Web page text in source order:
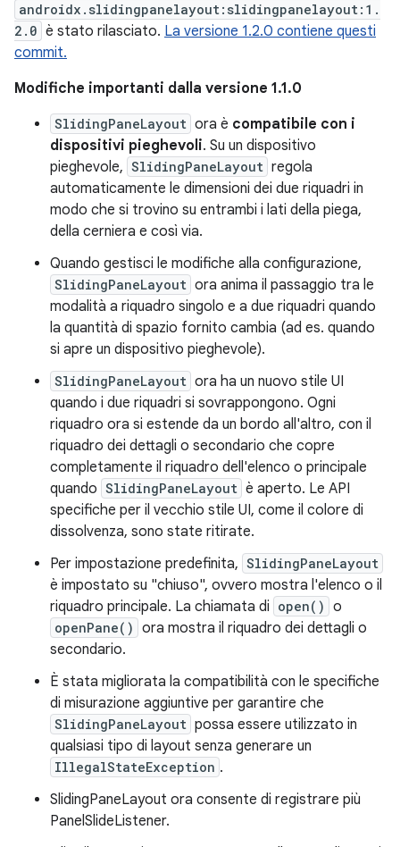
androidx.slidingpanelayout:slidingpanelayout:1.
2.0 è stato rilasciato. La versione 1.2.0 contiene questi
commit.
Modifiche importanti dalla versione 1.1.0
SlidingPaneLayout ora è compatibile con i
dispositivi pieghevoli. Su un dispositivo
pieghevole, SlidingPaneLayout regola
automaticamente le dimensioni dei due riquadri in
modo che si trovino su entrambi i lati della piega,
della cerniera e così via.
Quando gestisci le modifiche alla configurazione,
SlidingPaneLayout ora anima il passaggio tra le
modalità a riquadro singolo e a due riquadri quando
la quantità di spazio fornito cambia (ad es. quando
si apre un dispositivo pieghevole).
SlidingPaneLayout ora ha un nuovo stile UI
quando i due riquadri si sovrappongono. Ogni
riquadro ora si estende da un bordo all'altro, con il
riquadro dei dettagli o secondario che copre
completamente il riquadro dell'elenco o principale
quando SlidingPaneLayout è aperto. Le API
specifiche per il vecchio stile UI, come il colore di
dissolvenza, sono state ritirate.
Per impostazione predefinita, SlidingPaneLayout
è impostato su "chiuso", ovvero mostra l'elenco o il
riquadro principale. La chiamata di open() o
openPane() ora mostra il riquadro dei dettagli o
secondario.
È stata migliorata la compatibilità con le specifiche
di misurazione aggiuntive per garantire che
SlidingPaneLayout possa essere utilizzato in
qualsiasi tipo di layout senza generare un
IllegalStateException .
SlidingPaneLayout ora consente di registrare più
PanelSlideListener.